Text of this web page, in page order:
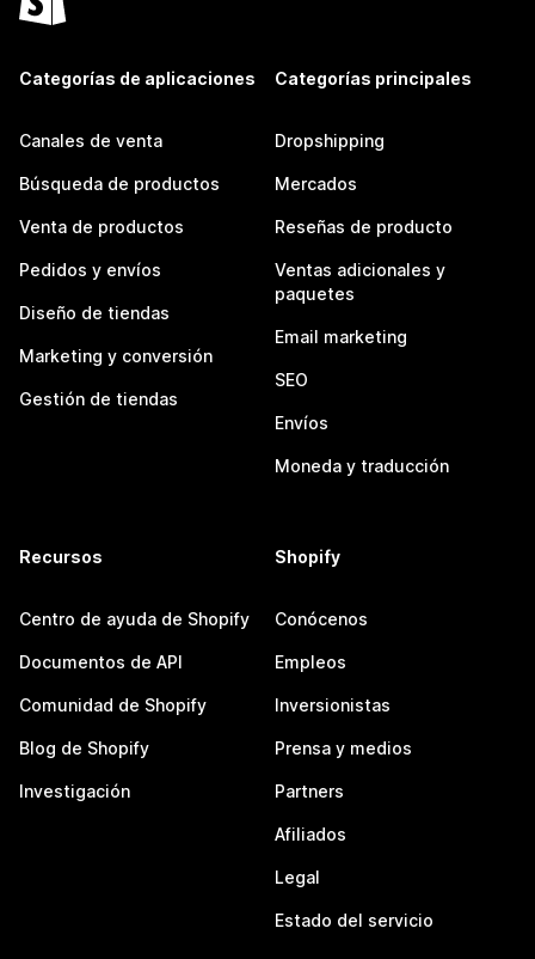
Categorías de aplicaciones
Canales de venta
Búsqueda de productos
Venta de productos
Pedidos y envíos
Diseño de tiendas
Marketing y conversión
Gestión de tiendas
Categorías principales
Dropshipping
Mercados
Reseñas de producto
Ventas adicionales y
paquetes
Email marketing
SEO
Envíos
Moneda y traducción
Recursos
Centro de ayuda de Shopify
Documentos de API
Comunidad de Shopify
Blog de Shopify
Investigación
Shopify
Conócenos
Empleos
Inversionistas
Prensa y medios
Partners
Afiliados
Legal
Estado del servicio